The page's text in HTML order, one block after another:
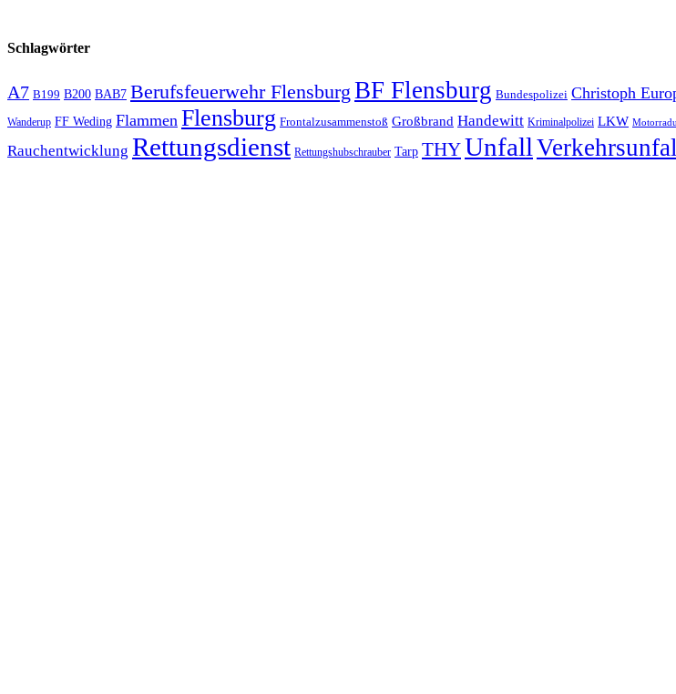
Schlagwörter
A7 B199 B200 BAB7 Berufsfeuerwehr Flensburg BF Flensburg Bundespolizei Christoph
Wanderup FF Weding Flammen Flensburg Frontalzusammenstoß Großbrand Handewitt Kriminalpolizei LKW
Rauchentwicklung Rettungsdienst Rettungshubschrauber Tarp THYUnfall